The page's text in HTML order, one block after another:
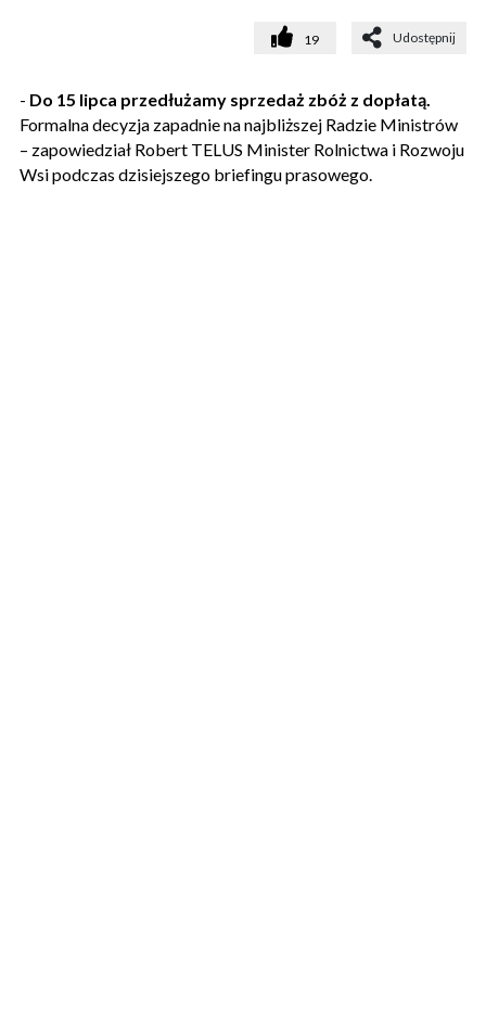
19 Udostępnij
- Do 15 lipca przedłużamy sprzedaż zbóż z dopłatą.
Formalna decyzja zapadnie na najbliższej Radzie Ministrów
– zapowiedział Robert TELUS Minister Rolnictwa i Rozwoju
Wsi podczas dzisiejszego briefingu prasowego.